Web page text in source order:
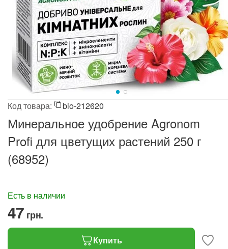
Код товара: bio-212620
Минеральное удобрение Agronom
Profi для цветущих растений 250 г
(68952)
‍47‍ грн.
Есть в наличии
Купить